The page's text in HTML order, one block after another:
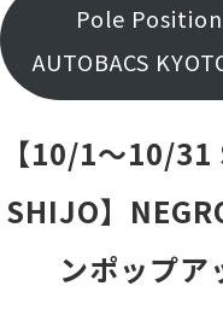
Pole
AUTOBACS
【10/1～10/
SHIJO】
ンポップア